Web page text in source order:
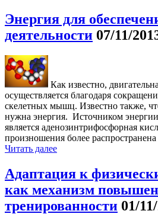
Энергия для
деятельности 07/11/
Как известно,
осуществляется благодаря
скелетных мышц. Известно также,
нужна энергия. Источником
является аденозинтрифосфорная
произношения более
Читать далее
Адаптация к
как механизм
тренированности 01/